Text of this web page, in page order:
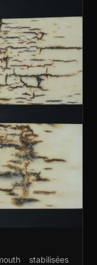
stabilisées